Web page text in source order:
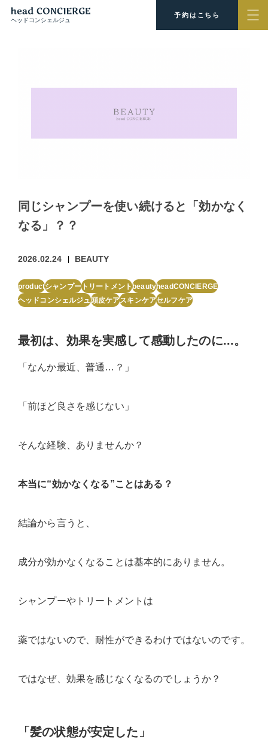
ヘッドコンシェルジュ
予約はこちら
同じシャンプーを使い続けると「効かなく
なる」？？
2026.02.24 BEAUTY
productシャンプートリートメントbeautyheadCONCIERGE
ヘッドコンシェルジュ頭皮ケアスキンケアセルフケア
最初は、効果を実感して感動したのに...。
「なんか最近、普通…？」
「前ほど良さを感じない」
そんな経験、ありませんか？
本当に“効かなくなる”ことはある？
結論から言うと、
成分が効かなくなることは基本的にありません。
シャンプーやトリートメントは
薬ではないので、耐性ができるわけではないのです。
ではなぜ、効果を感じなくなるのでしょうか？
「髪の状態が安定した」